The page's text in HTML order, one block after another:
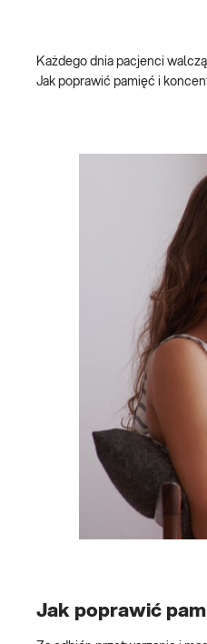
Każdego dnia pacjenci
Jak poprawić pamięć i
Jak poprawić